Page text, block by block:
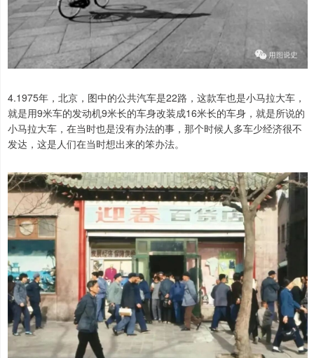
4.1975年，北京，图中的公共汽车是22路，这款车也是小马拉大车，
就是用9米车的发动机9米长的车身改装成16米长的车身，就是所说的
小马拉大车，在当时也是没有办法的事，那个时候人多车少经济很不
发达，这是人们在当时想出来的笨办法。